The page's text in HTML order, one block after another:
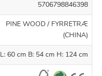
5706798846398
PINE WOOD / FYRRETRÆ
(CHINA)
L: 60 cm B: 54 cm H: 124 cm